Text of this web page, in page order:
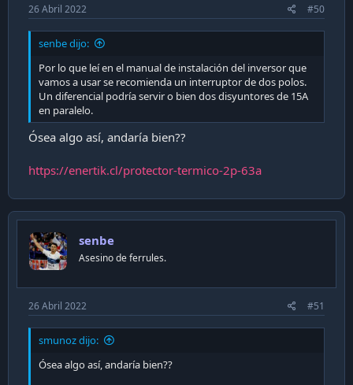
26 Abril 2022 #50
senbe dijo:
Por lo que leí en el manual de instalación del inversor que
vamos a usar se recomienda un interruptor de dos polos.
Un diferencial podría servir o bien dos disyuntores de 15A
en paralelo.
Ósea algo así, andaría bien??
https://enertik.cl/protector-termico-2p-63a
senbe
Asesino de ferrules.
26 Abril 2022 #51
smunoz dijo:
Ósea algo así, andaría bien??